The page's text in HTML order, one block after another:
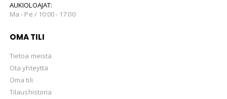
AUKIOLOAJAT:
Ma - Pe / 10:00 - 17:00
OMA TILI
Tietoa meistä
Ota yhteyttä
Oma tili
Tilaushistoria